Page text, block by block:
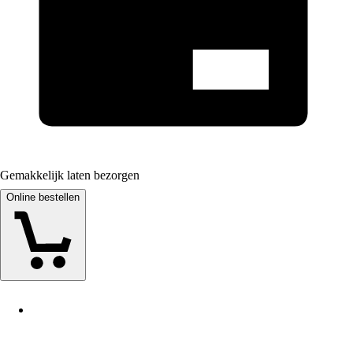
Gemakkelijk laten bezorgen
Online bestellen